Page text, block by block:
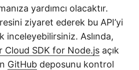
yardımcı olacaktır.
ziyaret ederek bu API’yi
inceleyebilirsiniz. Aslında,
Cloud SDK for Node.js açık
GitHub deposunu kontrol